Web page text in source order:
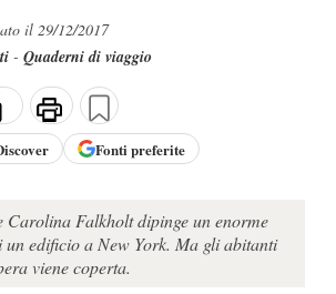
il 29/12/2017
- Quaderni di viaggio
Fonti preferite
Carolina Falkholt dipinge un enorme
edificio a New York. Ma gli abitanti
viene coperta.